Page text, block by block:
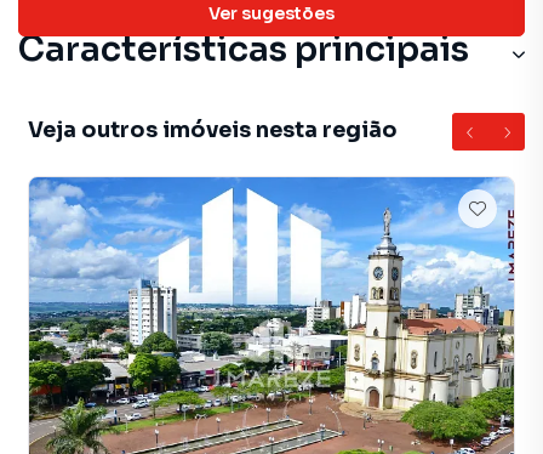
Ver sugestões
Características principais
Veja outros imóveis nesta região